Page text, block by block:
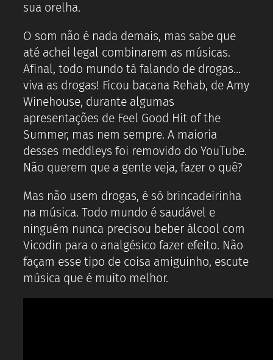
sua orelha.
O som não é nada demais, mas sabe que
até achei legal combinarem as músicas.
Afinal, todo mundo tá falando de drogas…
viva as drogas! Ficou bacana Rehab, de Amy
Winehouse, durante algumas
apresentações de Feel Good Hit of the
Summer, mas nem sempre. A maioria
desses meddleys foi removido do YouTube.
Não querem que a gente veja, fazer o quê?
Mas não usem drogas, é só brincadeirinha
na música. Todo mundo é saudável e
ninguém nunca precisou beber álcool com
Vicodin para o analgésico fazer efeito. Não
façam esse tipo de coisa amiguinho, escute
música que é muito melhor.